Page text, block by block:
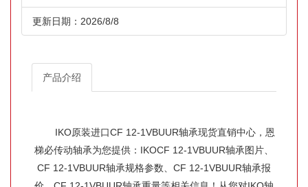
更新日期：2026/8/8
产品介绍
IKO原装进口CF 12-1VBUUR轴承现货直销中心，恩
梯必传动轴承为您提供：IKOCF 12-1VBUUR轴承图片、
CF 12-1VBUUR轴承规格参数、CF 12-1VBUUR轴承报